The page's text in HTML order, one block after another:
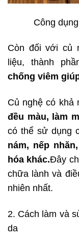
Công
Còn đối với củ
liệu, thành
chống viêm
Củ nghệ có khả
đều màu, làm
có thể sử dụng
nám, nếp
hóa khác.Đây
chữa lành và
nhiên nhất.
2. Cách làm và
da